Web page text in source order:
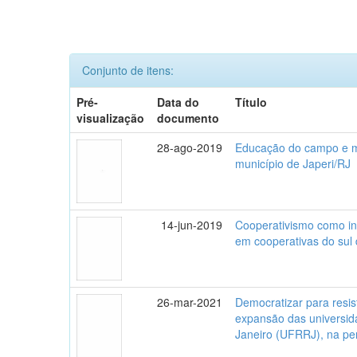
Conjunto de itens:
Pré-
visualização
Data do
documento
Título
28-ago-2019
Educação do campo e
município de Japeri/RJ
14-jun-2019
Cooperativismo como
em cooperativas do sul
26-mar-2021
Democratizar para
expansão das
Janeiro (UFRRJ), na